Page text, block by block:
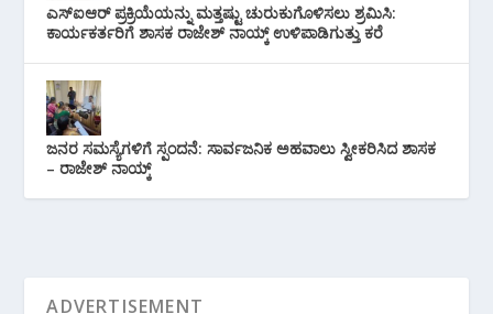
ಎಸ್‌ಐಆರ್ ಪ್ರಕ್ರಿಯೆಯನ್ನು ಮತ್ತಷ್ಟು ಚುರುಕುಗೊಳಿಸಲು ಶ್ರಮಿಸಿ:
ಕಾರ್ಯಕರ್ತರಿಗೆ ಶಾಸಕ ರಾಜೇಶ್ ನಾಯ್ಕ್ ಉಳಿಪಾಡಿಗುತ್ತು ಕರೆ
ಜನರ ಸಮಸ್ಯೆಗಳಿಗೆ ಸ್ಪಂದನೆ: ಸಾರ್ವಜನಿಕ ಅಹವಾಲು ಸ್ವೀಕರಿಸಿದ ಶಾಸಕ
– ರಾಜೇಶ್ ನಾಯ್ಕ್